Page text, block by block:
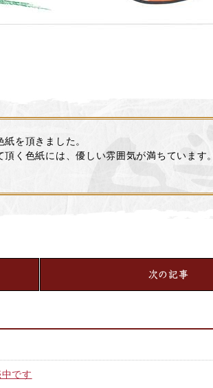
を頂きました。
く色紙には、優しい雰囲気が満ちています。
次の記事
です